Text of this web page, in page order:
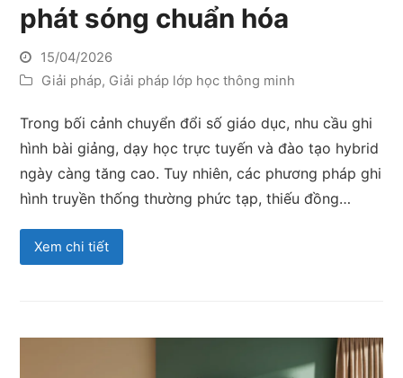
phát sóng chuẩn hóa
15/04/2026
Giải pháp, Giải pháp lớp học thông minh
Trong bối cảnh chuyển đổi số giáo dục, nhu cầu ghi
hình bài giảng, dạy học trực tuyến và đào tạo hybrid
ngày càng tăng cao. Tuy nhiên, các phương pháp ghi
hình truyền thống thường phức tạp, thiếu đồng…
Xem chi tiết